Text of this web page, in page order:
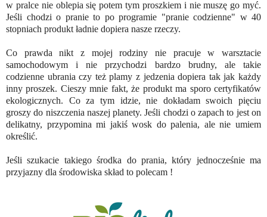
w pralce nie oblepia się potem tym proszkiem i nie muszę go myć.
Jeśli chodzi o pranie to po programie "pranie codzienne" w 40
stopniach produkt ładnie dopiera nasze rzeczy.
Co prawda nikt z mojej rodziny nie pracuje w warsztacie
samochodowym i nie przychodzi bardzo brudny, ale takie
codzienne ubrania czy też plamy z jedzenia dopiera tak jak każdy
inny proszek. Cieszy mnie fakt, że produkt ma sporo certyfikatów
ekologicznych. Co za tym idzie, nie dokładam swoich pięciu
groszy do niszczenia naszej planety. Jeśli chodzi o zapach to jest on
delikatny, przypomina mi jakiś wosk do palenia, ale nie umiem
określić.
Jeśli szukacie takiego środka do prania, który jednocześnie ma
przyjazny dla środowiska skład to polecam !